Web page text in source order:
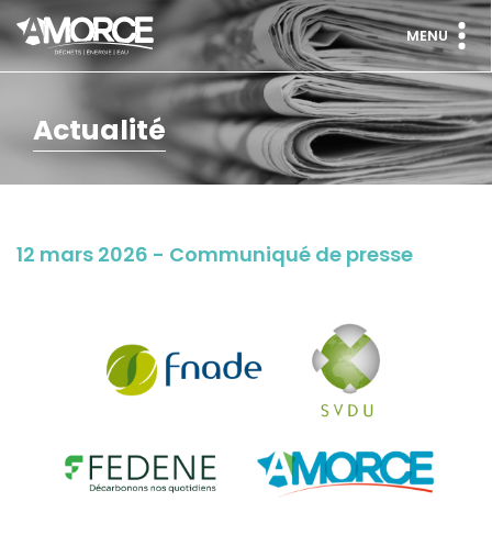
MENU
Actualité
12 mars 2026 - Communiqué de presse